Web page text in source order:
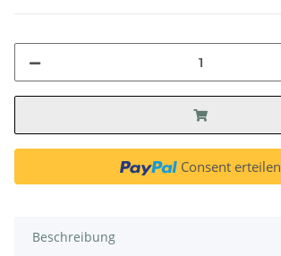
Consent erteilen
Beschreibung